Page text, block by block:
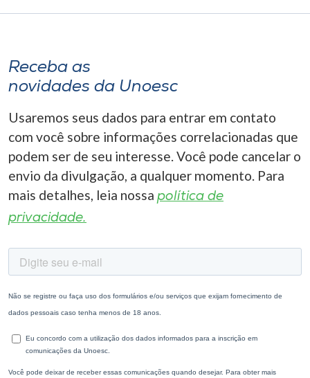
Receba as
novidades da Unoesc
Usaremos seus dados para entrar em contato
com você sobre informações correlacionadas que
podem ser de seu interesse. Você pode cancelar o
envio da divulgação, a qualquer momento. Para
mais detalhes, leia nossa política de
privacidade.